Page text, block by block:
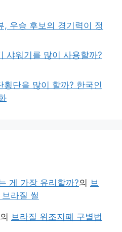
, 우승 후보의 경기력이 정
샤워기를 많이 사용할까?
횡단을 많이 할까? 한국인
게 가장 유리할까?의 브
라질 썰
의 브라질 위조지폐 구별법